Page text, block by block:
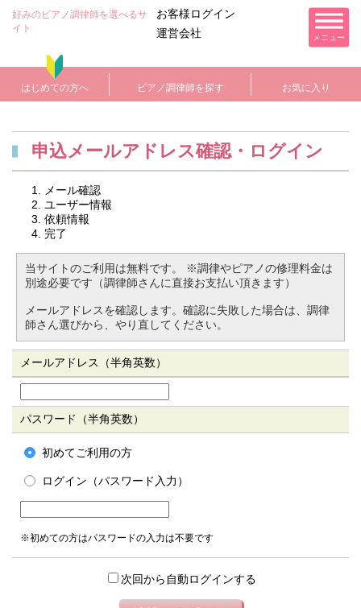
好みのピアノ調律師を選べるサ
イト
お客様ログイン
運営会社
メニュー
はじめての方へ ピアノ調律師を探す お気に入り
申込メールアドレス確認・ログイン
メール確認
ユーザー情報
依頼情報
完了
当サイトのご利用は無料です。
※調律やピアノの修理料金は
別途必要です（調律師さんに直接お支払い頂きます）
メールアドレスを確認します。確認に失敗した場合は、調律
師さん選びから、やり直してください。
メールアドレス（半角英数）
パスワード（半角英数）
初めてご利用の方
ログイン（パスワード入力）
※初めての方はパスワードの入力は不要です
次回から自動ログインする